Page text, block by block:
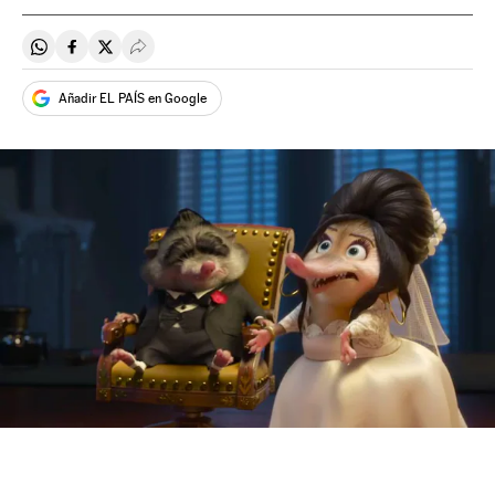
Compartir en Whatsapp
Compartir en Facebook
Compartir en Twitter
Desplegar Redes Sociales
Añadir EL PAÍS en Google